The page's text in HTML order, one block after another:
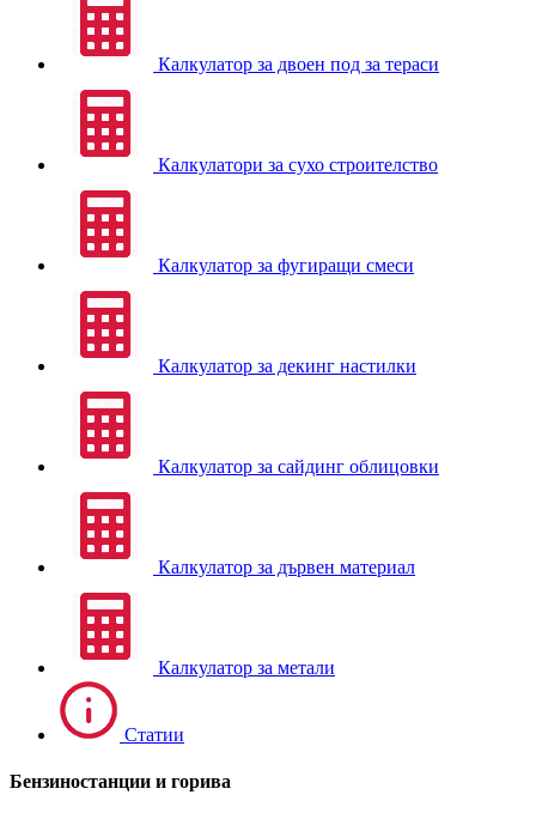
Калкулатор за двоен под за тераси
Калкулатори за сухо строителство
Калкулатор за фугиращи смеси
Калкулатор за декинг настилки
Калкулатор за сайдинг облицовки
Калкулатор за дървен материал
Калкулатор за метали
Статии
Бензиностанции и горива